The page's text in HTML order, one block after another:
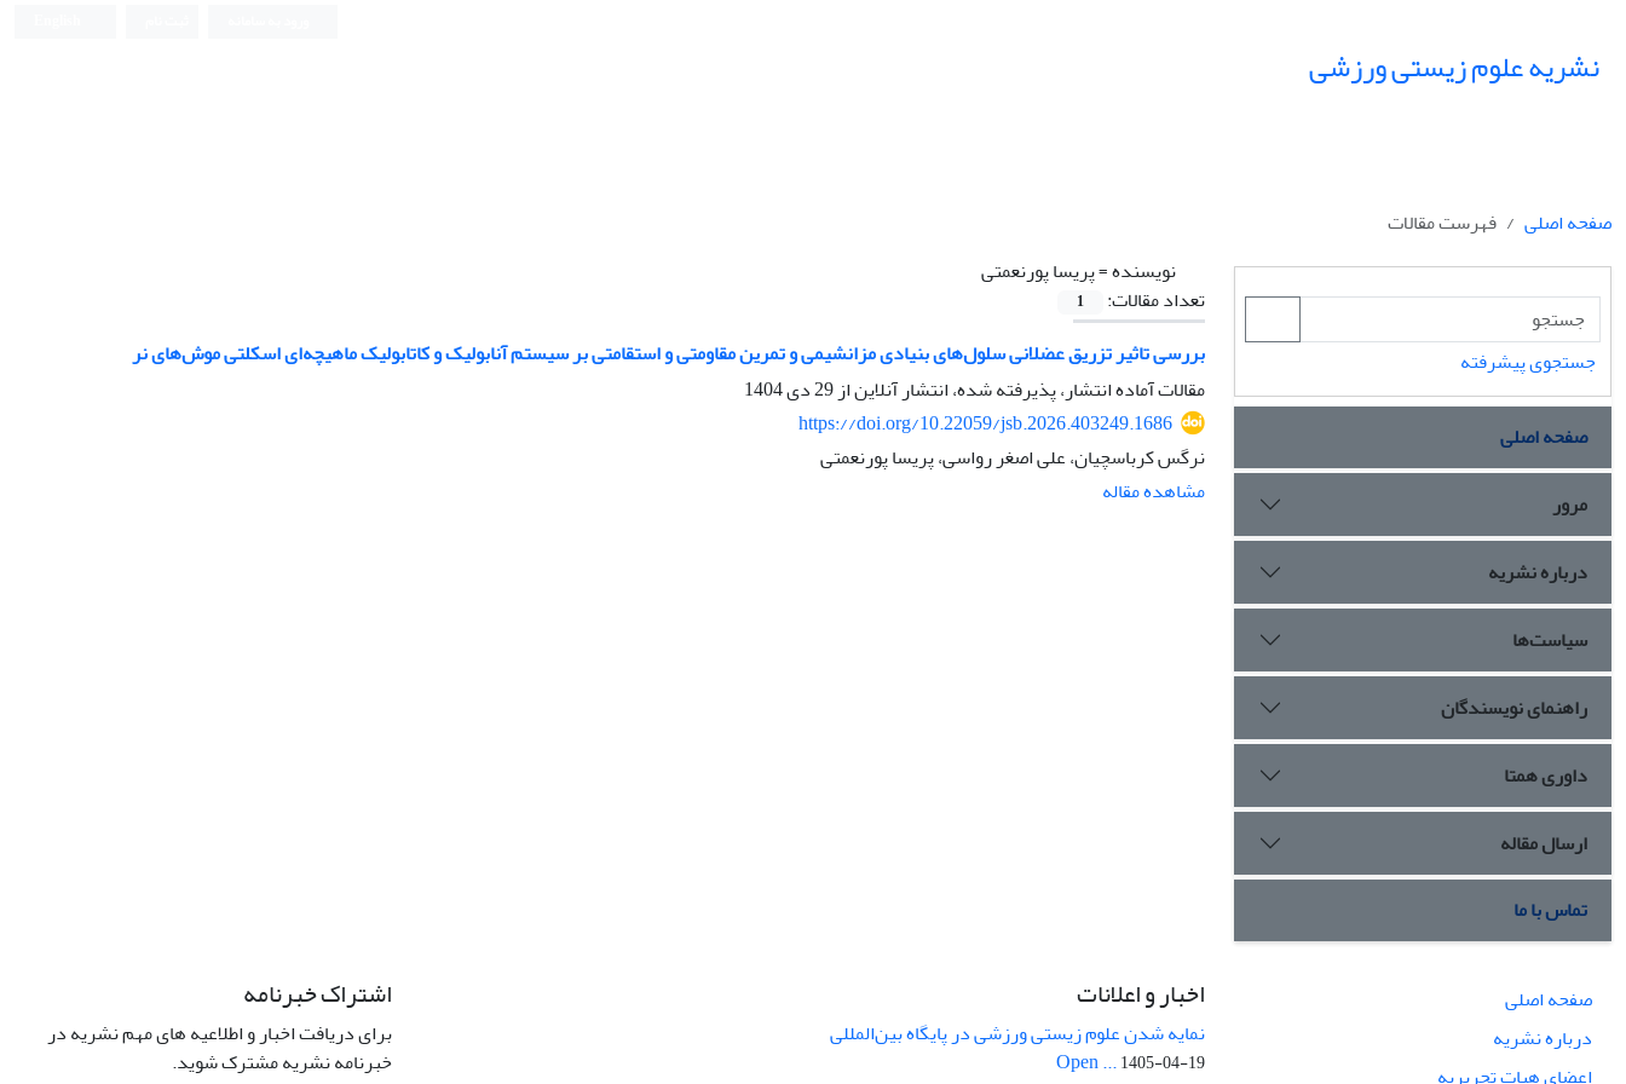
نشریه علوم زیستی ورزشی
صفحه اصلی
فهرست مقالات
نویسنده =پریسا پورنعمتی
تعداد مقالات:
1
بررسی تاثیر تزریق عضلانی سلول‌های بنیادی مزانشیمی و تمرین مقاومتی و استقامتی بر سیستم آنابولیک و کاتابولیک ماهیچه‌ای اسکلتی موش‌های نر
مقالات آماده انتشار، پذیرفته شده، انتشار آنلاین از29 دی 1404
https://doi.org/10.22059/jsb.2026.403249.1686
نرگس کرباسچیان، علی اصغر رواسی، پریسا پورنعمتی
مشاهده مقاله
جستجوی پیشرفته
صفحه اصلی
مرور
درباره نشریه
سیاست‌ها
راهنمای نویسندگان
داوری همتا
ارسال مقاله
تماس با ما
صفحه اصلی
درباره نشریه
اعضای هیات تحریریه
اخبار و اعلانات
نمایه شدن علوم زیستی ورزشی در پایگاه بین‌المللی
Open ...1405-04-19
اشتراک خبرنامه
برای دریافت اخبار و اطلاعیه های مهم نشریه در
خبرنامه نشریه مشترک شوید.